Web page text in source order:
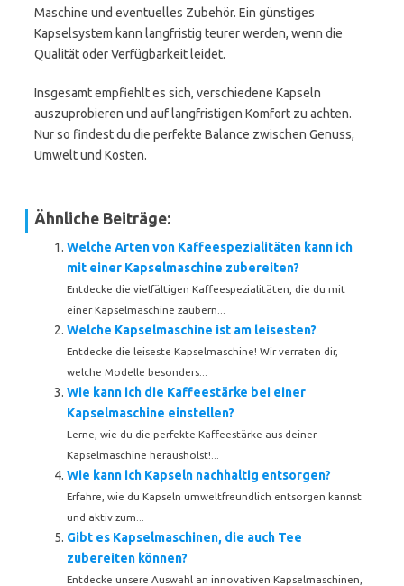
Maschine und eventuelles Zubehör. Ein günstiges
Kapselsystem kann langfristig teurer werden, wenn die
Qualität oder Verfügbarkeit leidet.
Insgesamt empfiehlt es sich, verschiedene Kapseln
auszuprobieren und auf langfristigen Komfort zu achten.
Nur so findest du die perfekte Balance zwischen Genuss,
Umwelt und Kosten.
Ähnliche Beiträge:
Welche Arten von Kaffeespezialitäten kann ich
mit einer Kapselmaschine zubereiten?
Entdecke die vielfältigen Kaffeespezialitäten, die du mit
einer Kapselmaschine zaubern...
Welche Kapselmaschine ist am leisesten?
Entdecke die leiseste Kapselmaschine! Wir verraten dir,
welche Modelle besonders...
Wie kann ich die Kaffeestärke bei einer
Kapselmaschine einstellen?
Lerne, wie du die perfekte Kaffeestärke aus deiner
Kapselmaschine herausholst!...
Wie kann ich Kapseln nachhaltig entsorgen?
Erfahre, wie du Kapseln umweltfreundlich entsorgen kannst
und aktiv zum...
Gibt es Kapselmaschinen, die auch Tee
zubereiten können?
Entdecke unsere Auswahl an innovativen Kapselmaschinen,